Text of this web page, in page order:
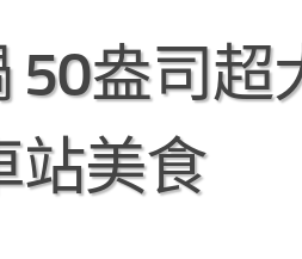
盎司超
站美食